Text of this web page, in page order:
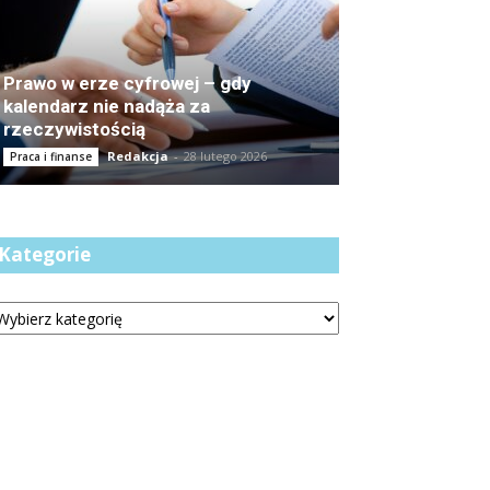
Prawo w erze cyfrowej – gdy
kalendarz nie nadąża za
rzeczywistością
Praca i finanse Redakcja - 28 lutego 2026